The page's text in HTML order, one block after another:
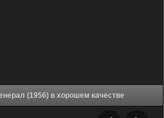
Аниме Спесивый генерал (1956) в хорошем качестве